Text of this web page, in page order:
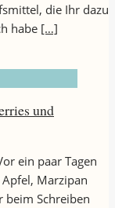
die Ihr dazu
habe […]
und
ein paar Tagen
Marzipan
beim Schreiben